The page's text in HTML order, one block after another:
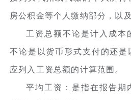
房公积金等个人缴纳部分，以
工资总额不论是计入成本
不论是以货币形式支付的还是
应列入工资总额的计算范围。
平均工资：是指在报告期